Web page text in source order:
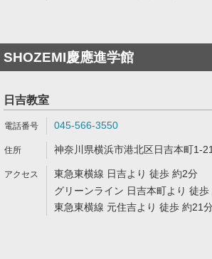
SHOZEMI慶應進学館
日吉教室
045-566-3550
神奈川県横浜市港北区日吉本町1-
東急東横線 日吉より 徒歩 約2分
グリーンライン 日吉本町より 徒歩
東急東横線 元住吉より 徒歩 約21